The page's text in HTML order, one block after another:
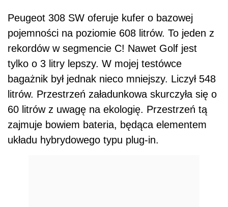
Peugeot 308 SW oferuje kufer o bazowej
pojemności na poziomie 608 litrów. To jeden z
rekordów w segmencie C! Nawet Golf jest
tylko o 3 litry lepszy. W mojej testówce
bagażnik był jednak nieco mniejszy. Liczył 548
litrów. Przestrzeń załadunkowa skurczyła się o
60 litrów z uwagę na ekologię. Przestrzeń tą
zajmuje bowiem bateria, będąca elementem
układu hybrydowego typu plug-in.